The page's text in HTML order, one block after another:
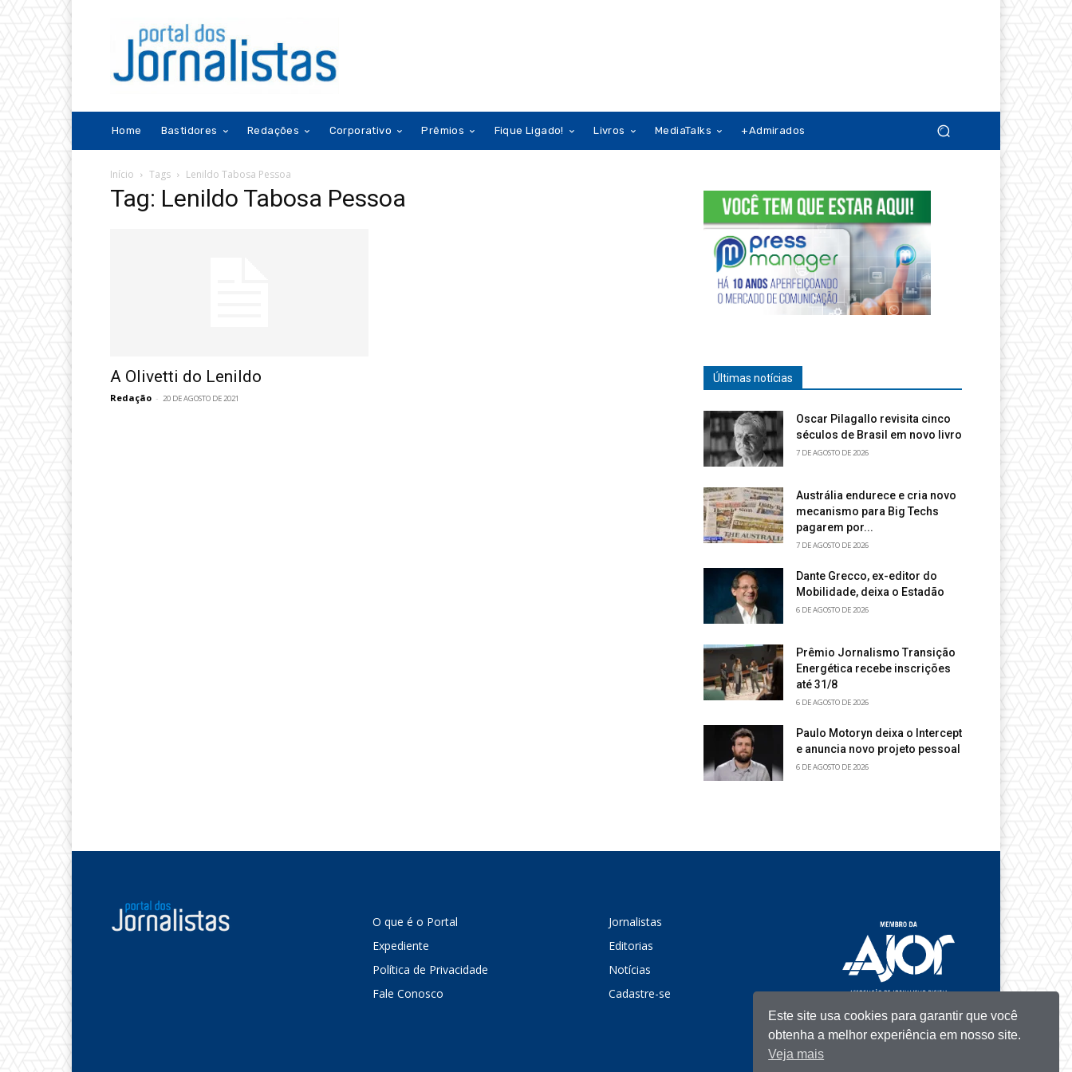
Home Bastidores Redações Corporativo Prêmios Fique Ligado! Livros MediaTalks +Admirados
Início Tags Lenildo Tabosa Pessoa
Tag: Lenildo Tabosa Pessoa
A Olivetti do Lenildo
Redação - 20 DE AGOSTO DE 2021
Últimas notícias
Oscar Pilagallo revisita cinco
séculos de Brasil em novo livro
7 DE AGOSTO DE 2026
Austrália endurece e cria novo
mecanismo para Big Techs
pagarem por...
7 DE AGOSTO DE 2026
Dante Grecco, ex-editor do
Mobilidade, deixa o Estadão
6 DE AGOSTO DE 2026
Prêmio Jornalismo Transição
Energética recebe inscrições
até 31/8
6 DE AGOSTO DE 2026
Paulo Motoryn deixa o Intercept
e anuncia novo projeto pessoal
6 DE AGOSTO DE 2026
O que é o Portal
Expediente
Política de Privacidade
Fale Conosco
Jornalistas
Editorias
Notícias
Cadastre-se
Este site usa cookies para garantir que você
obtenha a melhor experiência em nosso site.
Veja mais